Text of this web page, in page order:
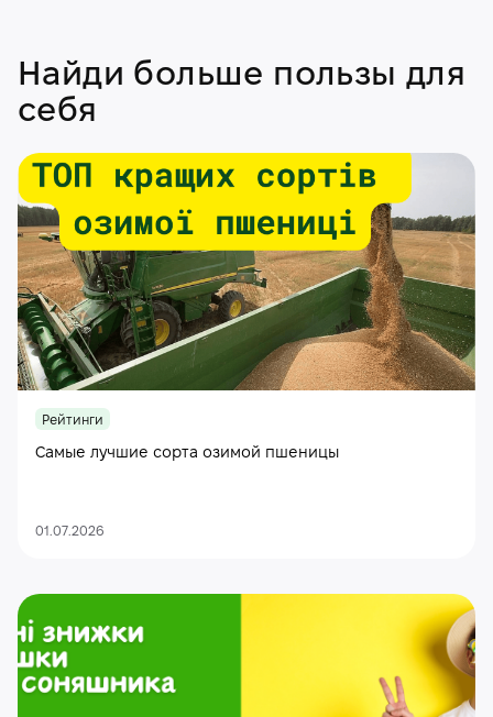
Найди больше пользы для
себя
Рейтинги
Самые лучшие сорта озимой пшеницы
01.07.2026